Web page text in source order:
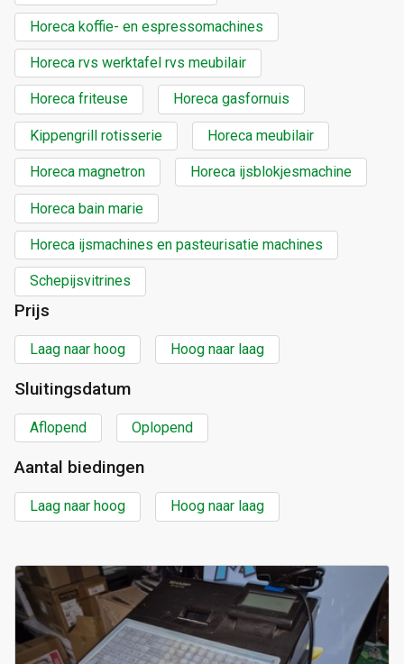
Horeca koffie- en espressomachines
Horeca rvs werktafel rvs meubilair
Horeca friteuse Horeca gasfornuis
Kippengrill rotisserie Horeca meubilair
Horeca magnetron Horeca ijsblokjesmachine
Horeca bain marie
Horeca ijsmachines en pasteurisatie machines
Schepijsvitrines
Prijs
Laag naar hoog Hoog naar laag
Sluitingsdatum
Aflopend Oplopend
Aantal biedingen
Laag naar hoog Hoog naar laag